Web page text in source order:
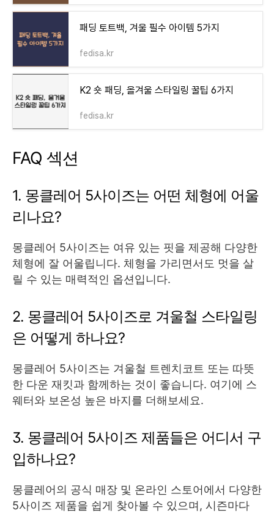
패딩 토트백, 겨울 필수 아이템 5가지
fedisa.kr
K2 숏 패딩, 올겨울 스타일링 꿀팁 6가지
fedisa.kr
FAQ 섹션
1. 몽클레어 5사이즈는 어떤 체형에 어울
리나요?
몽클레어 5사이즈는 여유 있는 핏을 제공해 다양한
체형에 잘 어울립니다. 체형을 가리면서도 멋을 살
릴 수 있는 매력적인 옵션입니다.
2. 몽클레어 5사이즈로 겨울철 스타일링
은 어떻게 하나요?
몽클레어 5사이즈는 겨울철 트렌치코트 또는 따뜻
한 다운 재킷과 함께하는 것이 좋습니다. 여기에 스
웨터와 보온성 높은 바지를 더해보세요.
3. 몽클레어 5사이즈 제품들은 어디서 구
입하나요?
몽클레어의 공식 매장 및 온라인 스토어에서 다양한
5사이즈 제품을 쉽게 찾아볼 수 있으며, 시즌마다